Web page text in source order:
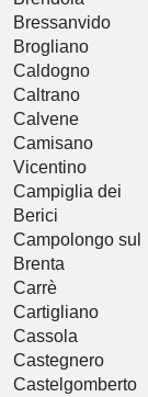
Bressanvido
Brogliano
Caldogno
Caltrano
Calvene
Camisano
Vicentino
Campiglia dei
Berici
Campolongo sul
Brenta
Carrè
Cartigliano
Cassola
Castegnero
Castelgomberto